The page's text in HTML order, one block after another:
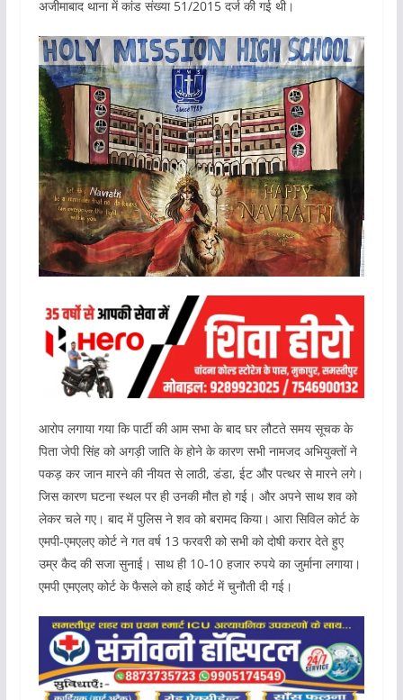
अजीमाबाद थाना में कांड संख्या 51/2015 दर्ज की गई थी।
आरोप लगाया गया कि पार्टी की आम सभा के बाद घर लौटते समय सूचक के
पिता जेपी सिंह को अगड़ी जाति के होने के कारण सभी नामजद अभियुक्तों ने
पकड़ कर जान मारने की नीयत से लाठी, डंडा, ईट और पत्थर से मारने लगे।
जिस कारण घटना स्थल पर ही उनकी मौत हो गई। और अपने साथ शव को
लेकर चले गए। बाद में पुलिस ने शव को बरामद किया। आरा सिविल कोर्ट के
एमपी-एमएलए कोर्ट ने गत वर्ष 13 फरवरी को सभी को दोषी करार देते हुए
उम्र कैद की सजा सुनाई। साथ ही 10-10 हजार रुपये का जुर्माना लगाया।
एमपी एमएलए कोर्ट के फैसले को हाई कोर्ट में चुनौती दी गई।